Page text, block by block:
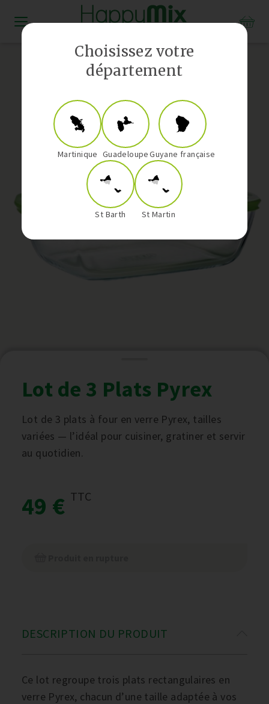
Lot de 3 Plats Pyrex
Lot de 3 plats à four en verre Pyrex, tailles
variées — l’idéal pour cuisiner, gratiner et servir
au quotidien.
49 € TTC
DESCRIPTION DU PRODUIT
Ce lot regroupe trois plats rectangulaires en
verre Pyrex, chacun d’une taille adaptée à vos
Choisissez votre
département
Martinique GuadeloupeGuyane française
St Barth St Martin